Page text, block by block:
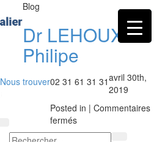
Nous trouver02 31 61 31 31
Blog
Dr LEHOUX
Philipe
avril 30th,
2019
Posted in | Commentaires
ferméssur
Dr